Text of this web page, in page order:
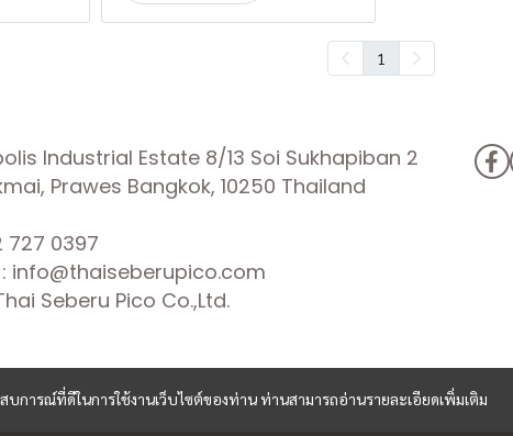
1
การณ์ที่ดีในการใช้งานเว็บไซต์ของท่าน ท่านสามารถอ่านรายละเอียดเพิ่มเติม
Industrial Estate 8/13 Soi Sukhapiban 2
Prawes Bangkok, 10250 Thailand
727 0397
info@thaiseberupico.com
Seberu Pico Co.,Ltd.